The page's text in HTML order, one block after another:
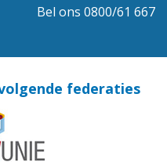
Bel ons 0800/61 667
federaties